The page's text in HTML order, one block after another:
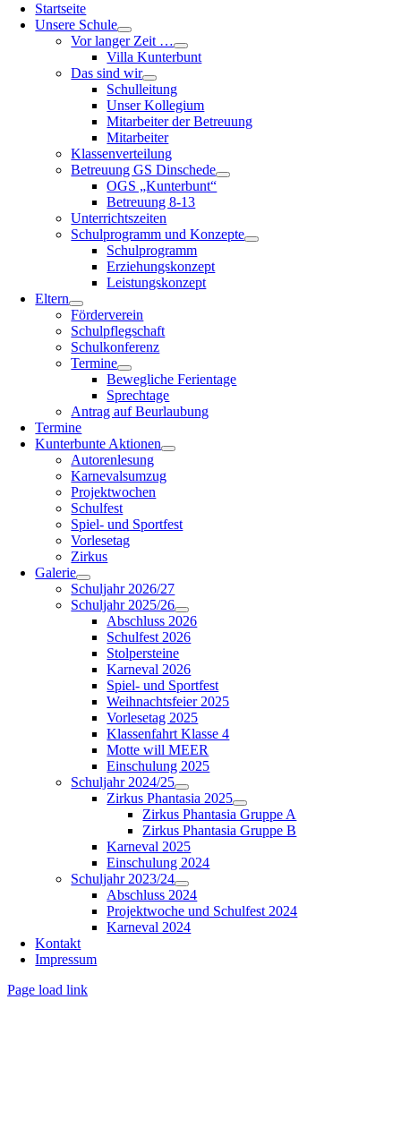
Startseite
Unsere Schule
Vor langer Zeit …
Villa Kunterbunt
Das sind wir
Schulleitung
Unser Kollegium
Mitarbeiter der Betreuung
Mitarbeiter
Klassenverteilung
Betreuung GS Dinschede
OGS „Kunterbunt“
Betreuung 8-13
Unterrichtszeiten
Schulprogramm und Konzepte
Schulprogramm
Erziehungskonzept
Leistungskonzept
Eltern
Förderverein
Schulpflegschaft
Schulkonferenz
Termine
Bewegliche Ferientage
Sprechtage
Antrag auf Beurlaubung
Termine
Kunterbunte Aktionen
Autorenlesung
Karnevalsumzug
Projektwochen
Schulfest
Spiel- und Sportfest
Vorlesetag
Zirkus
Galerie
Schuljahr 2026/27
Schuljahr 2025/26
Abschluss 2026
Schulfest 2026
Stolpersteine
Karneval 2026
Spiel- und Sportfest
Weihnachtsfeier 2025
Vorlesetag 2025
Klassenfahrt Klasse 4
Motte will MEER
Einschulung 2025
Schuljahr 2024/25
Zirkus Phantasia 2025
Zirkus Phantasia Gruppe A
Zirkus Phantasia Gruppe B
Karneval 2025
Einschulung 2024
Schuljahr 2023/24
Abschluss 2024
Projektwoche und Schulfest 2024
Karneval 2024
Kontakt
Impressum
Page load link